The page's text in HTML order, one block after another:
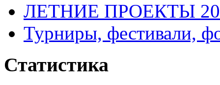
ЛЕТНИЕ ПРОЕКТЫ
Турниры, фестивали,
Статистика